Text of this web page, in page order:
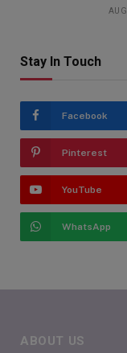
Stay In Touch
Facebook
Pinterest
YouTube
WhatsApp
ABOUT US